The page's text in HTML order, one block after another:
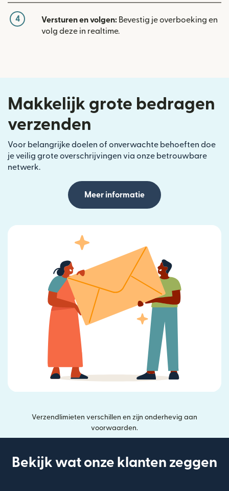
4 Versturen en volgen: Bevestig je overboeking en
volg deze in realtime.
Makkelijk grote bedragen
verzenden
Voor belangrijke doelen of onverwachte behoeften doe
je veilig grote overschrijvingen via onze betrouwbare
netwerk.
Meer informatie
Verzendlimieten verschillen en zijn onderhevig aan
voorwaarden.
Bekijk wat onze klanten zeggen